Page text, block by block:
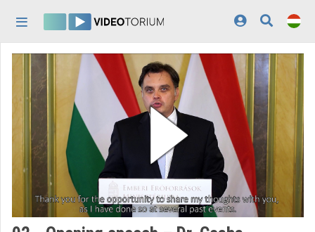
Bejelentkezés
Felfedezés
Kategóriák
Lejátszási listák
Intézmények